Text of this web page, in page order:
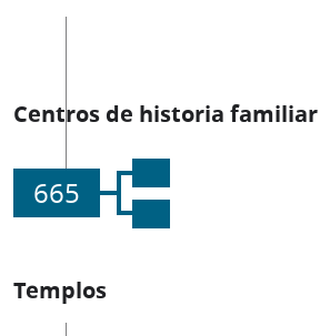
Centros de historia familiar
665
Templos